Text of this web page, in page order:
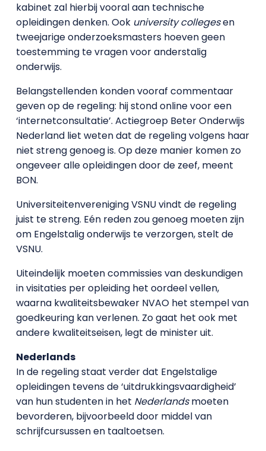
kabinet zal hierbij vooral aan technische
opleidingen denken. Ook university collegesen
tweejarige onderzoeksmasters hoeven geen
toestemming te vragen voor anderstalig
onderwijs.
Belangstellenden konden vooraf commentaar
geven op de regeling: hij stond online voor een
‘internetconsultatie’. Actiegroep Beter Onderwijs
Nederland liet weten dat de regeling volgens haar
niet streng genoeg is. Op deze manier komen zo
ongeveer alle opleidingen door de zeef, meent
BON.
Universiteitenvereniging VSNU vindt de regeling
juist te streng. Eén reden zou genoeg moeten zijn
om Engelstalig onderwijs te verzorgen, stelt de
VSNU.
Uiteindelijk moeten commissies van deskundigen
in visitaties per opleiding het oordeel vellen,
waarna kwaliteitsbewaker NVAO het stempel van
goedkeuring kan verlenen. Zo gaat het ook met
andere kwaliteitseisen, legt de minister uit.
Nederlands
In de regeling staat verder dat Engelstalige
opleidingen tevens de ‘uitdrukkingsvaardigheid’
van hun studenten in het Nederlandsmoeten
bevorderen, bijvoorbeeld door middel van
schrijfcursussen en taaltoetsen.